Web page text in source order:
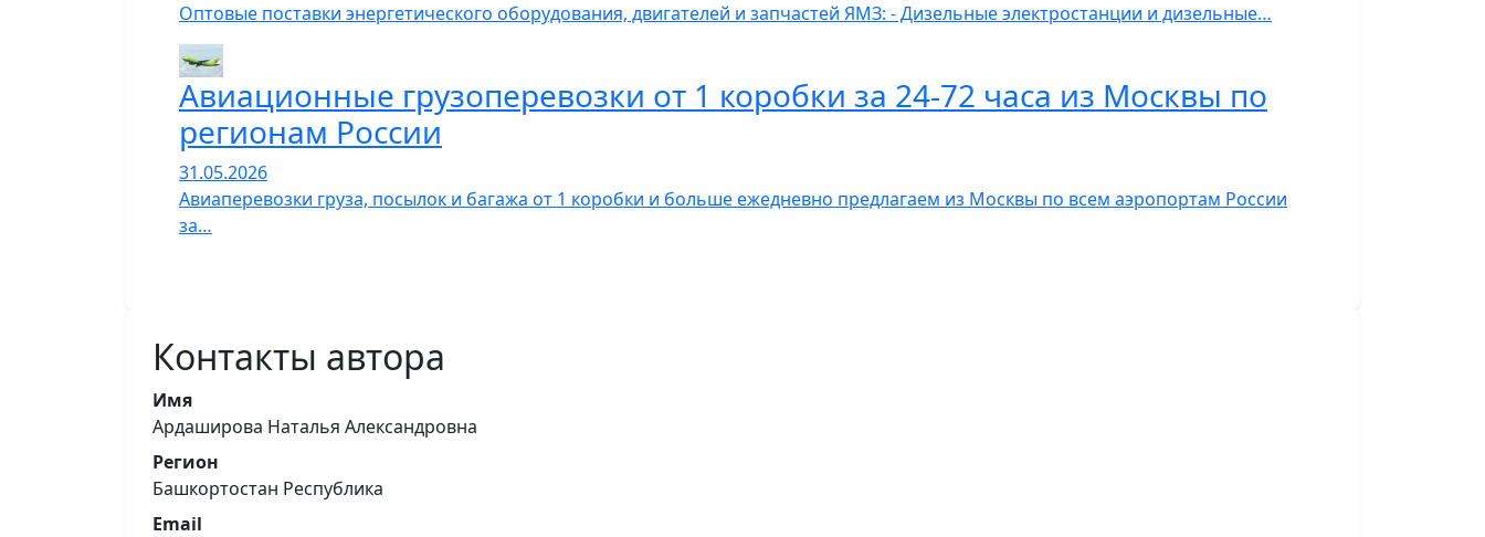
Оптовые поставки энергетического оборудования, двигателей и запчастей ЯМЗ: - Дизельные электростанции и дизельные…
Авиационные грузоперевозки от 1 коробки за 24-72 часа из Москвы по
регионам России
31.05.2026
Авиаперевозки груза, посылок и багажа от 1 коробки и больше ежедневно предлагаем из Москвы по всем аэропортам России
за…
Контакты автора
Имя
Ардаширова Наталья Александровна
Регион
Башкортостан Республика
Email